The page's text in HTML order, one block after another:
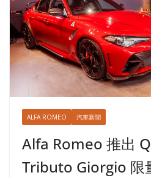
ALFA ROMEO 汽車新聞
Alfa Romeo 推出
Tributo Giorgio 限